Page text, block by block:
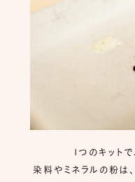
1つのキット
染料やミネラルの粉は